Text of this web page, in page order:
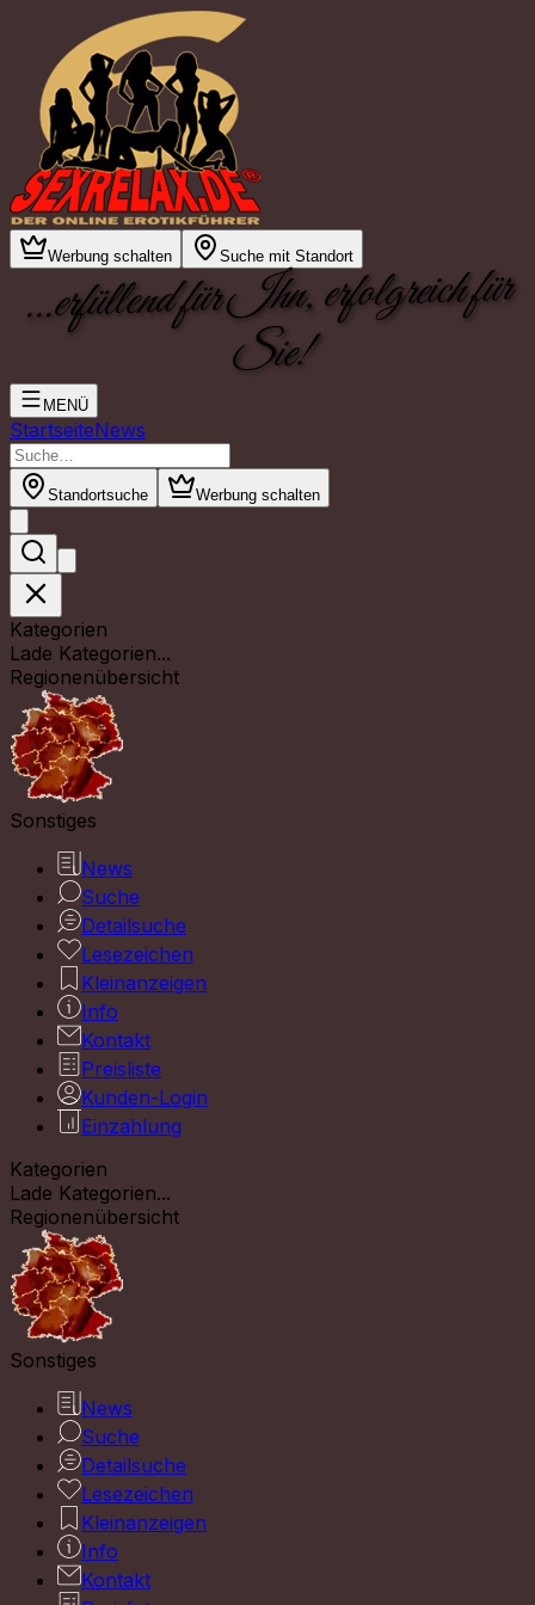
Werbung schalten Suche mit Standort
...erfüllend für Ihn, erfolgreich für
Sie!
MENÜ
StartseiteNews
Standortsuche Werbung schalten
Kategorien
Lade Kategorien...
Regionenübersicht
Sonstiges
News
Suche
Detailsuche
Lesezeichen
Kleinanzeigen
Info
Kontakt
Preisliste
Kunden-Login
Einzahlung
Kategorien
Lade Kategorien...
Regionenübersicht
Sonstiges
News
Suche
Detailsuche
Lesezeichen
Kleinanzeigen
Info
Kontakt